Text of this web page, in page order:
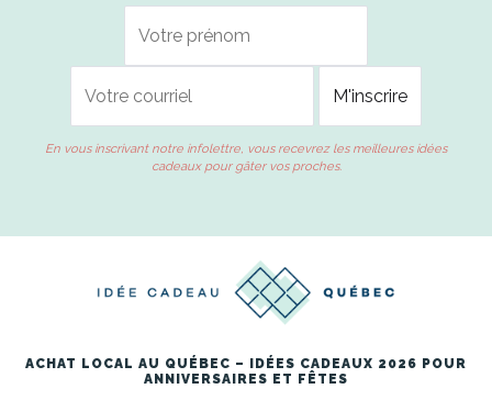
En vous inscrivant notre infolettre, vous recevrez les meilleures idées
cadeaux pour gâter vos proches.
ACHAT LOCAL AU QUÉBEC – IDÉES CADEAUX 2026 POUR
ANNIVERSAIRES ET FÊTES